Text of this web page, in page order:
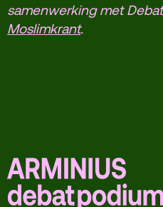
samenwerking met
Moslimkrant.